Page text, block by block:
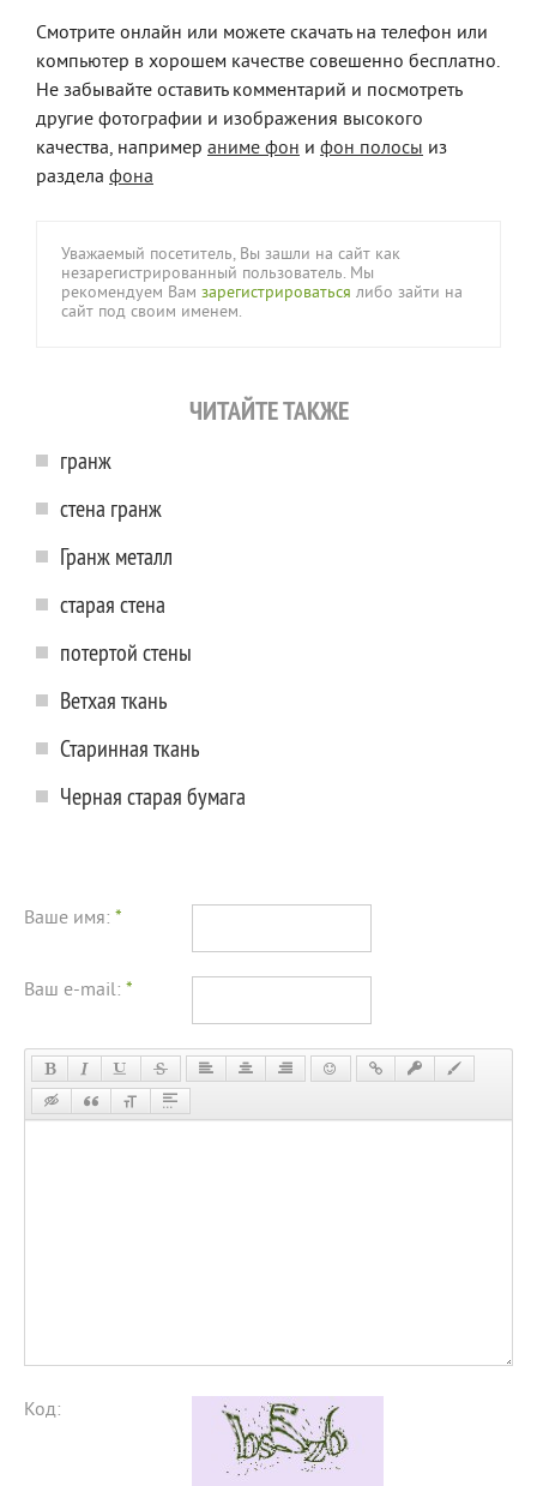
Смотрите онлайн или можете скачать на телефон или
компьютер в хорошем качестве совешенно бесплатно.
Не забывайте оставить комментарий и посмотреть
другие фотографии и изображения высокого
качества, например аниме фон и фон полосы из
раздела фона
Уважаемый посетитель, Вы зашли на сайт как
незарегистрированный пользователь. Мы
рекомендуем Вам зарегистрироваться либо зайти на
сайт под своим именем.
ЧИТАЙТЕ ТАКЖЕ
гранж
стена гранж
Гранж металл
старая стена
потертой стены
Ветхая ткань
Старинная ткань
Черная старая бумага
Ваше имя: *
Ваш e-mail: *
Код: